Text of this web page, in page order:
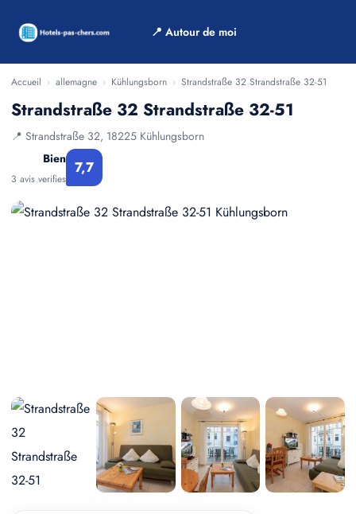
📍 Autour de moi
Accueil › allemagne › Kühlungsborn › Strandstraße 32 Strandstraße 32-51
Strandstraße 32 Strandstraße 32-51
📍 Strandstraße 32, 18225 Kühlungsborn
Bien
3 avis verifies
7,7